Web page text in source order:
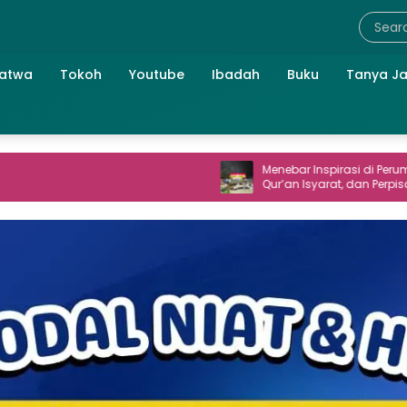
Tokoh Youtube Ibadah Buku Tanya
Menebar Inspirasi di Perum TNI AL: Seni,
Qur’an Isyarat, dan Perpisahan yang
Hangat